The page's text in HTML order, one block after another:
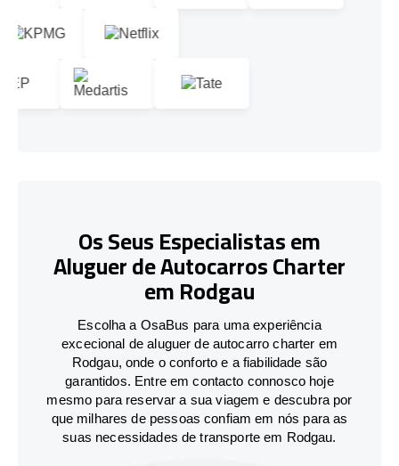
Os Seus Especialistas em
Aluguer de Autocarros Charter
em Rodgau
Escolha a OsaBus para uma experiência
excecional de aluguer de autocarro charter em
Rodgau, onde o conforto e a fiabilidade são
garantidos. Entre em contacto connosco hoje
mesmo para reservar a sua viagem e descubra por
que milhares de pessoas confiam em nós para as
suas necessidades de transporte em Rodgau.